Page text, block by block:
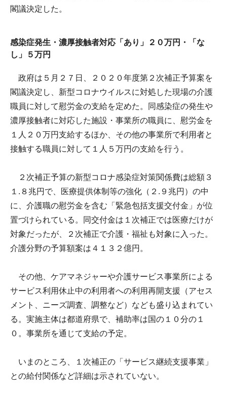
閣議決定した。
感染症発生・濃厚接触者対応「あり」２０万円・「な
し」５万円
政府は５月２７日、２０２０年度第２次補正予算案を
閣議決定し、新型コロナウイルスに対処した現場の介護
職員に対して慰労金の支給を定めた。同感染症の発生や
濃厚接触者に対応した施設・事業所の職員に、慰労金を
１人２０万円支給するほか、その他の事業所で利用者と
接触する職員に対して１人５万円の支給を行う。
２次補正予算の新型コロナ感染症対策関係費は総額３
１.８兆円で、医療提供体制等の強化（２.９兆円）の中
に、介護職の慰労金を含む「緊急包括支援交付金」が位
置づけられている。同交付金は１次補正では医療だけが
対象だったが、２次補正で介護・福祉も対象に入った。
介護分野の予算額案は４１３２億円。
その他、ケアマネジャーや介護サービス事業所による
サービス利用休止中の利用者への利用再開支援（アセス
メント、ニーズ調査、調整など）なども盛り込まれてい
る。実施主体は都道府県で、補助率は国の１０分の１
０。事業所を通じて支給の予定。
いまのところ、１次補正の「サービス継続支援事業」
との給付関係など詳細は示されていない。